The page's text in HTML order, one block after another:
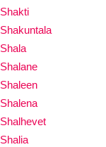
Shakti
Shakuntala
Shala
Shalane
Shaleen
Shalena
Shalhevet
Shalia